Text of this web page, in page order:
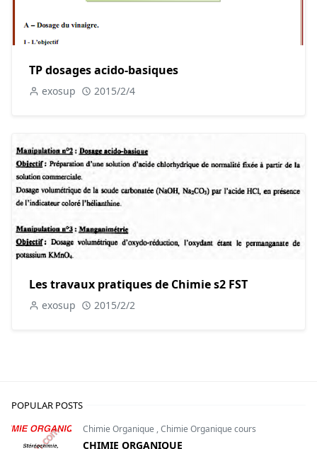
TP dosages acido-basiques
exosup 2015/2/4
Les travaux pratiques de Chimie s2 FST
exosup 2015/2/2
POPULAR POSTS
Chimie Organique ,Chimie Organique cours
CHIMIE ORGANIQUE